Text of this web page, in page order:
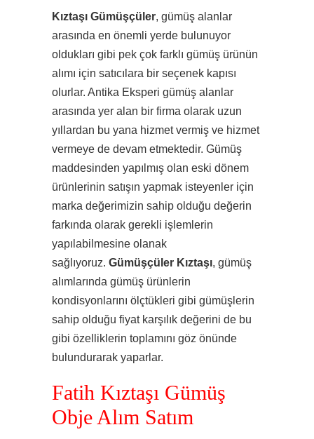
Kıztaşı Gümüşçüler, gümüş alanlar
arasında en önemli yerde bulunuyor
oldukları gibi pek çok farklı gümüş ürünün
alımı için satıcılara bir seçenek kapısı
olurlar. Antika Eksperi gümüş alanlar
arasında yer alan bir firma olarak uzun
yıllardan bu yana hizmet vermiş ve hizmet
vermeye de devam etmektedir. Gümüş
maddesinden yapılmış olan eski dönem
ürünlerinin satışın yapmak isteyenler için
marka değerimizin sahip olduğu değerin
farkında olarak gerekli işlemlerin
yapılabilmesine olanak
sağlıyoruz. Gümüşçüler Kıztaşı, gümüş
alımlarında gümüş ürünlerin
kondisyonlarını ölçtükleri gibi gümüşlerin
sahip olduğu fiyat karşılık değerini de bu
gibi özelliklerin toplamını göz önünde
bulundurarak yaparlar.
Fatih Kıztaşı Gümüş
Obje Alım Satım